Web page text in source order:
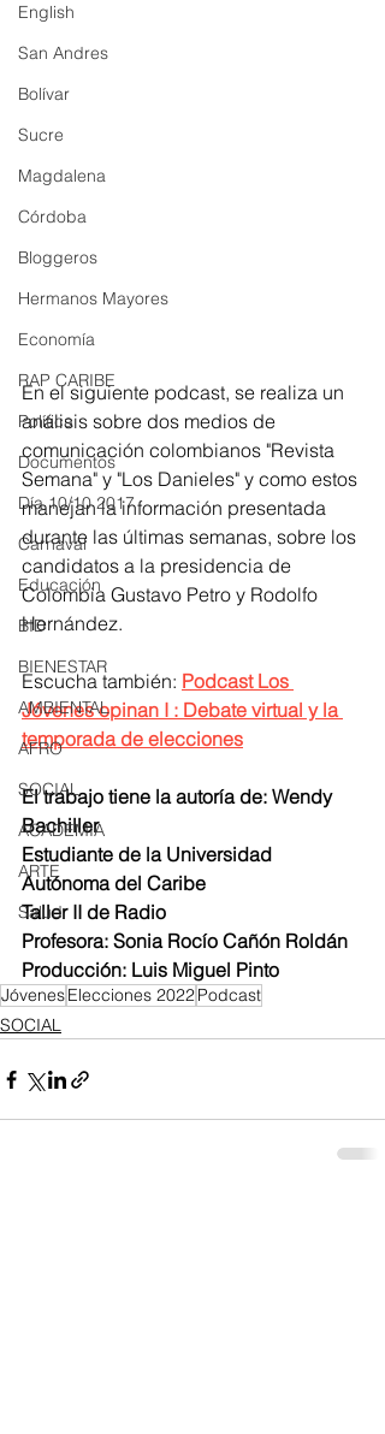
English
San Andres
Bolívar
Sucre
Magdalena
Córdoba
Bloggeros
Hermanos Mayores
Economía
RAP CARIBE
Política
Documentos
Día 10/10 2017
Carnaval
Educación
BID
BIENESTAR
AMBIENTAL
AFRO
SOCIAL
ACADEMIA
ARTE
Salud
En el siguiente podcast, se realiza un
análisis sobre dos medios de
comunicación colombianos "Revista
Semana" y "Los Danieles" y como estos
manejan la información presentada
durante las últimas semanas, sobre los
candidatos a la presidencia de
Colombia Gustavo Petro y Rodolfo
Hernández.
Escucha también: Podcast Los
Jóvenes opinan I : Debate virtual y la
temporada de elecciones
El trabajo tiene la autoría de: Wendy
Bachiller
Estudiante de la Universidad
Autónoma del Caribe
Taller II de Radio
Profesora: Sonia Rocío Cañón Roldán
Producción: Luis Miguel Pinto
JóvenesElecciones 2022Podcast
SOCIAL